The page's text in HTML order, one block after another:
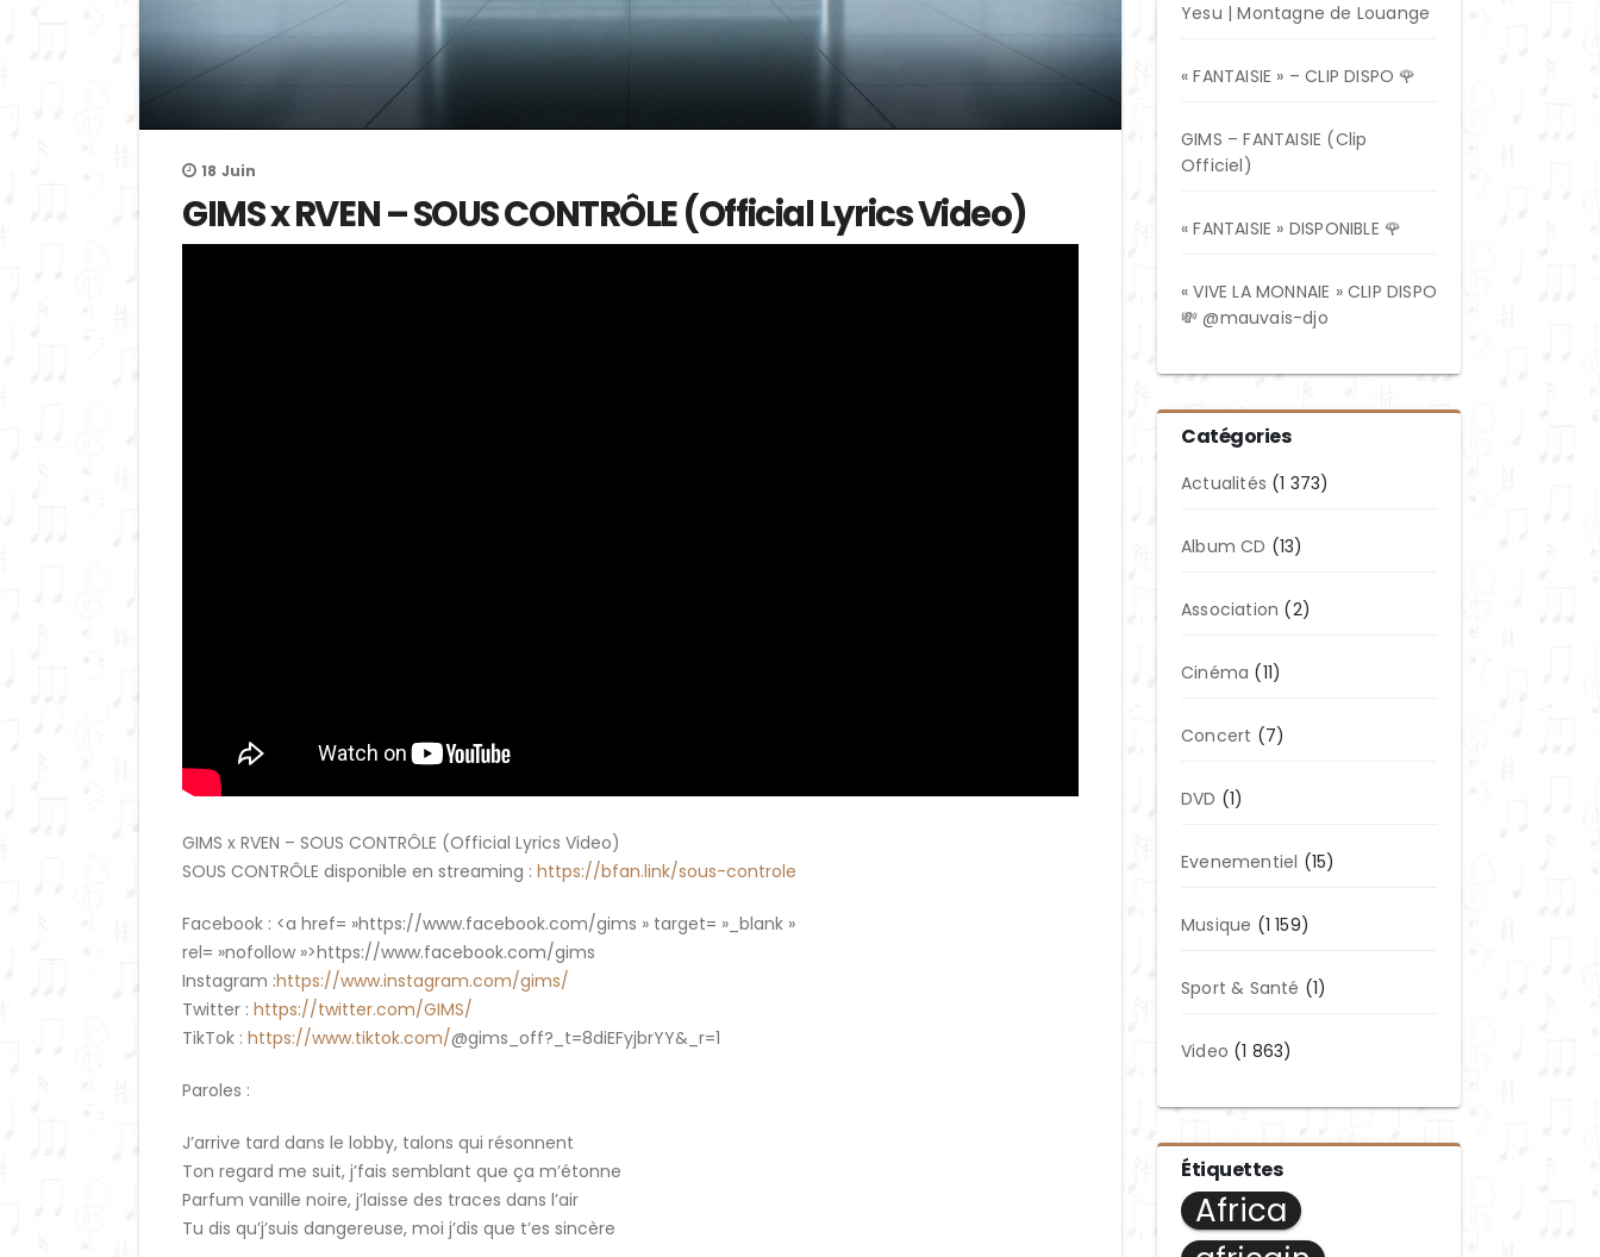
18 Juin
GIMS x RVEN – SOUS CONTRÔLE (Official Lyrics Video)
GIMS x RVEN – SOUS CONTRÔLE (Official Lyrics Video)
SOUS CONTRÔLE disponible en streaming : https://bfan.link/sous-controle
Facebook : <a href= »https://www.facebook.com/gims » target= »_blank »
rel= »nofollow »>https://www.facebook.com/gims
Instagram :https://www.instagram.com/gims/
Twitter : https://twitter.com/GIMS/
TikTok : https://www.tiktok.com/@gims_off?_t=8diEFyjbrYY&_r=1
Paroles :
J’arrive tard dans le lobby, talons qui résonnent
Ton regard me suit, j’fais semblant que ça m’étonne
Parfum vanille noire, j’laisse des traces dans l’air
Tu dis qu’j’suis dangereuse, moi j’dis que t’es sincère
Yesu | Montagne de Louange
« FANTAISIE » – CLIP DISPO 🌹
GIMS – FANTAISIE (Clip
Officiel)
« FANTAISIE » DISPONIBLE 🌹
« VIVE LA MONNAIE » CLIP DISPO
💸 @mauvais-djo
Catégories
Actualités (1 373)
Album CD (13)
Association (2)
Cinéma (11)
Concert (7)
DVD (1)
Evenementiel (15)
Musique (1 159)
Sport & Santé (1)
Video (1 863)
Étiquettes
Africa